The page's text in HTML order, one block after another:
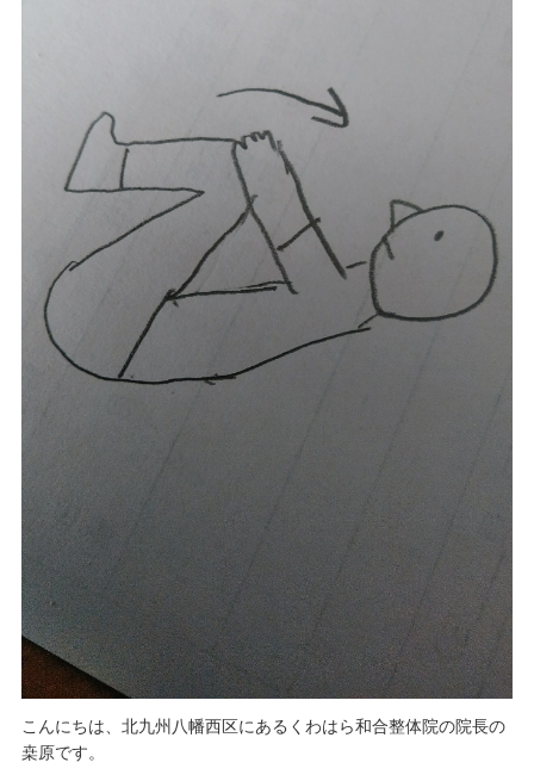
こんにちは、北九州八幡西区にあるくわはら和合整体院の院長の
桒原です。